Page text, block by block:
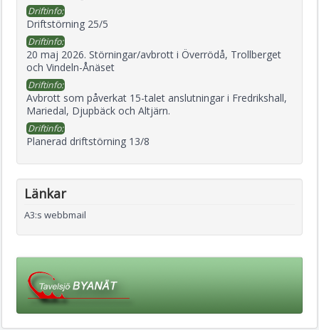
Driftinfo:
Driftstörning 25/5
Driftinfo:
20 maj 2026. Störningar/avbrott i Överrödå, Trollberget
och Vindeln-Ånäset
Driftinfo:
Avbrott som påverkat 15-talet anslutningar i Fredrikshall,
Mariedal, Djupbäck och Altjärn.
Driftinfo:
Planerad driftstörning 13/8
Länkar
A3:s webbmail